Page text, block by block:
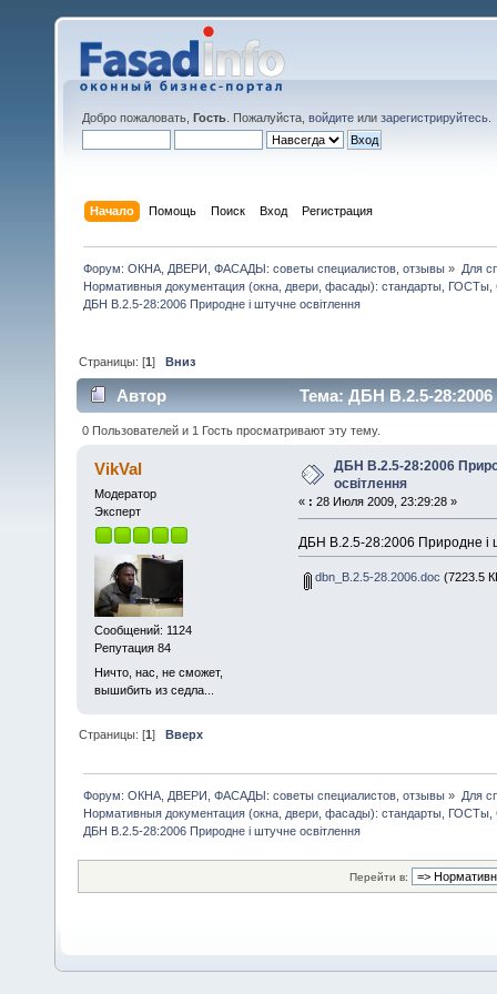
Добро пожаловать, Гость . Пожалуйста, войдите или зарегистрируйтесь
Начало Помощь Поиск Вход Регистрация
Форум: ОКНА, ДВЕРИ, ФАСАДЫ: советы специалистов, отзывы » Для
Нормативныя документация (окна, двери, фасады): стандарты,
ДБН В.2.5-28:2006 Природне і штучне освітлення
Страницы: [1]Вниз
Автор Тема: ДБН В.2.5-28:2006
0 Пользователей и 1 Гость просматривают эту тему.
VikVal
Модератор
Эксперт
Сообщений: 1124
Репутация 84
Ничто, нас, не сможет,
вышибить из седла...
ДБН В.2.5-28:2006
освітлення
« : 28 Июля 2009, 23:29:28 »
ДБН В.2.5-28:2006 Природне і
dbn_B.2.5-28.2006.doc (7223.5
Страницы: [1]Вверх
Форум: ОКНА, ДВЕРИ, ФАСАДЫ: советы специалистов, отзывы » Для
Нормативныя документация (окна, двери, фасады): стандарты,
ДБН В.2.5-28:2006 Природне і штучне освітлення
Перейти в: